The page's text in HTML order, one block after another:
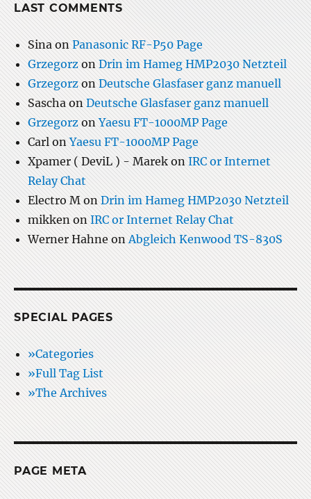
LAST COMMENTS
SinaonPanasonic RF-P50 Page
GrzegorzonDrin im Hameg HMP2030 Netzteil
GrzegorzonDeutsche Glasfaser ganz manuell
SaschaonDeutsche Glasfaser ganz manuell
GrzegorzonYaesu FT-1000MP Page
CarlonYaesu FT-1000MP Page
Xpamer ( DeviL ) - Marek on IRC or Internet
Relay Chat
Electro MonDrin im Hameg HMP2030 Netzteil
mikken on IRC or Internet Relay Chat
Werner Hahne onAbgleich Kenwood TS-830S
SPECIAL PAGES
»Categories
»Full Tag List
»The Archives
PAGE META